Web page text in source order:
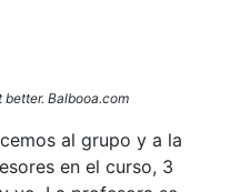
better. Balbooa.com
al grupo y a la
en el curso, 3